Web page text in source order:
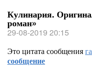
Кулинария.
роман»
29-08-2019 20:15
Это цитата сообщения
сообщение